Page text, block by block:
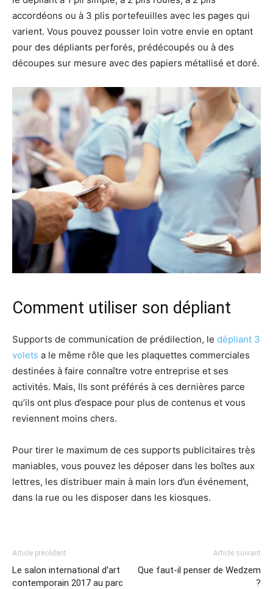
accordéons ou à 3 plis portefeuilles avec les pages qui
varient. Vous pouvez pousser loin votre envie en optant
pour des dépliants perforés, prédécoupés ou à des
découpes sur mesure avec des papiers métallisé et doré.
Comment utiliser son dépliant
Supports de communication de prédilection, le dépliant 3
volets a le même rôle que les plaquettes commerciales
destinées à faire connaître votre entreprise et ses
activités. Mais, Ils sont préférés à ces dernières parce
qu’ils ont plus d’espace pour plus de contenus et vous
reviennent moins chers.
Pour tirer le maximum de ces supports publicitaires très
maniables, vous pouvez les déposer dans les boîtes aux
lettres, les distribuer main à main lors d’un événement,
dans la rue ou les disposer dans les kiosques.
Article précédent
Le salon international d’art
contemporain 2017 au parc
Article suivant
Que faut-il penser de Wedzem
?